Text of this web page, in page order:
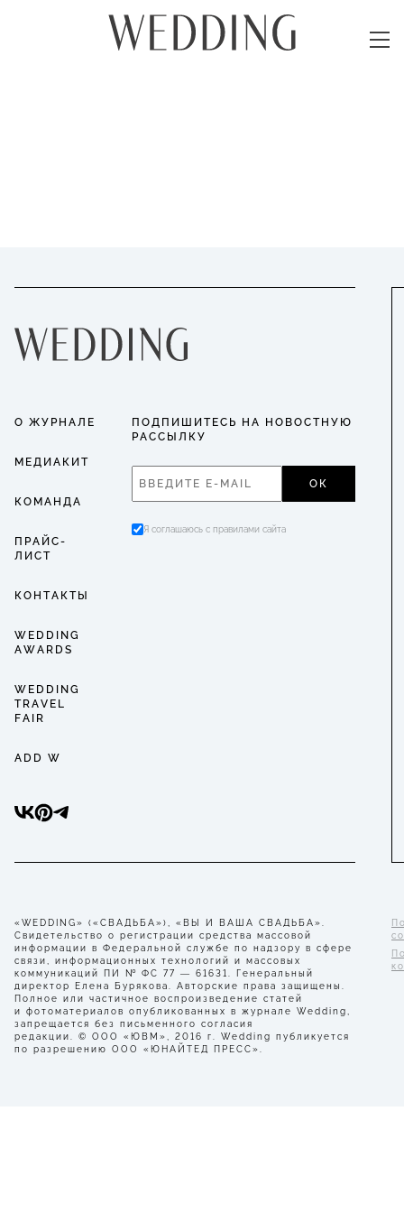
О ЖУРНАЛЕ
МЕДИАКИТ
КОМАНДА
ПРАЙС-
ЛИСТ
КОНТАКТЫ
WEDDING
AWARDS
WEDDING
TRAVEL
FAIR
ADD W
ПОДПИШИТЕСЬ НА НОВОСТНУЮ
РАССЫЛКУ
ОК
Я соглашаюсь с правилами сайта
«WEDDING» («СВАДЬБА»), «ВЫ И ВАША СВАДЬБА».
Свидетельство о регистрации средства массовой
информации в Федеральной службе по надзору в сфере
связи, информационных технологий и массовых
коммуникаций ПИ № ФС 77 — 61631. Генеральный
директор Елена Бурякова. Авторские права защищены.
Полное или частичное воспроизведение статей
и фотоматериалов опубликованных в журнале Wedding,
запрещается без письменного согласия
редакции. © ООО «ЮВМ», 2016 г. Wedding публикуется
по разрешению ООО «ЮНАЙТЕД ПРЕСС».